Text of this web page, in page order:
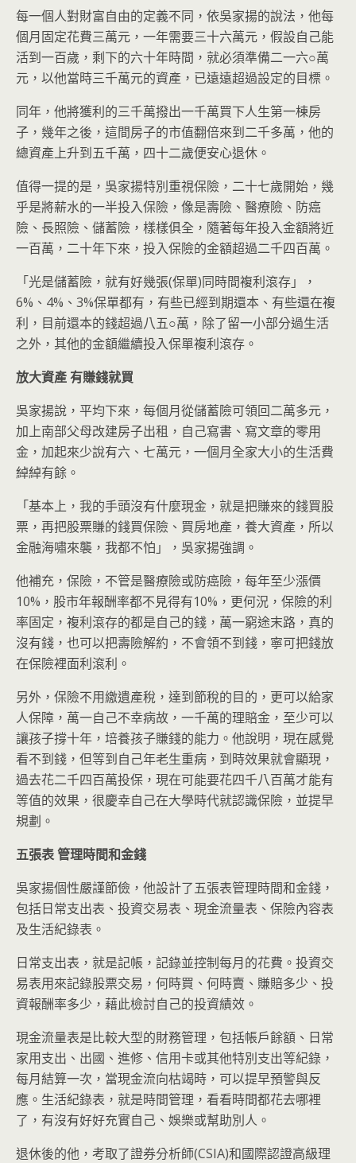
每一個人對財富自由的定義不同，依吳家揚的說法，他每
個月固定花費三萬元，一年需要三十六萬元，假設自己能
活到一百歲，剩下的六十年時間，就必須準備二一六○萬
元，以他當時三千萬元的資產，已遠遠超過設定的目標。
同年，他將獲利的三千萬撥出一千萬買下人生第一棟房
子，幾年之後，這間房子的市值翻倍來到二千多萬，他的
總資產上升到五千萬，四十二歲便安心退休。
值得一提的是，吳家揚特別重視保險，二十七歲開始，幾
乎是將薪水的一半投入保險，像是壽險、醫療險、防癌
險、長照險、儲蓄險，樣樣俱全，隨著每年投入金額將近
一百萬，二十年下來，投入保險的金額超過二千四百萬。
「光是儲蓄險，就有好幾張(保單)同時間複利滾存」，
6%、4%、3%保單都有，有些已經到期還本、有些還在複
利，目前還本的錢超過八五○萬，除了留一小部分過生活
之外，其他的金額繼續投入保單複利滾存。
放大資產有賺錢就買
吳家揚說，平均下來，每個月從儲蓄險可領回二萬多元，
加上南部父母改建房子出租，自己寫書、寫文章的零用
金，加起來少說有六、七萬元，一個月全家大小的生活費
綽綽有餘。
「基本上，我的手頭沒有什麼現金，就是把賺來的錢買股
票，再把股票賺的錢買保險、買房地產，養大資產，所以
金融海嘯來襲，我都不怕」，吳家揚強調。
他補充，保險，不管是醫療險或防癌險，每年至少漲價
10%，股市年報酬率都不見得有10%，更何況，保險的利
率固定，複利滾存的都是自己的錢，萬一窮途末路，真的
沒有錢，也可以把壽險解約，不會領不到錢，寧可把錢放
在保險裡面利滾利。
另外，保險不用繳遺產稅，達到節稅的目的，更可以給家
人保障，萬一自己不幸病故，一千萬的理賠金，至少可以
讓孩子撐十年，培養孩子賺錢的能力。他說明，現在感覺
看不到錢，但等到自己年老生重病，到時效果就會顯現，
過去花二千四百萬投保，現在可能要花四千八百萬才能有
等值的效果，很慶幸自己在大學時代就認識保險，並提早
規劃。
五張表管理時間和金錢
吳家揚個性嚴謹節儉，他設計了五張表管理時間和金錢，
包括日常支出表、投資交易表、現金流量表、保險內容表
及生活紀錄表。
日常支出表，就是記帳，記錄並控制每月的花費。投資交
易表用來記錄股票交易，何時買、何時賣、賺賠多少、投
資報酬率多少，藉此檢討自己的投資績效。
現金流量表是比較大型的財務管理，包括帳戶餘額、日常
家用支出、出國、進修、信用卡或其他特別支出等紀錄，
每月結算一次，當現金流向枯竭時，可以提早預警與反
應。生活紀錄表，就是時間管理，看看時間都花去哪裡
了，有沒有好好充實自己、娛樂或幫助別人。
退休後的他，考取了證券分析師(CSIA)和國際認證高級理